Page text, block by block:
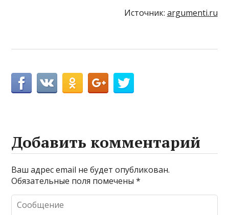
Источник: argumenti.ru
Добавить комментарий
Ваш адрес email не будет опубликован.
Обязательные поля помечены*